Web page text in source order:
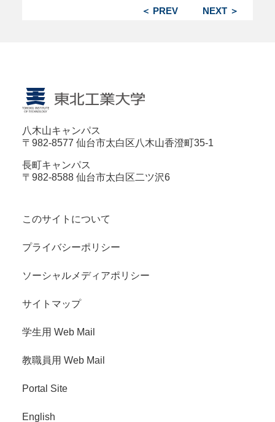
NEXT ＞
＜ PREV
八木山キャンパス
〒982-8577 仙台市太白区八木山香澄町35-1
長町キャンパス
〒982-8588 仙台市太白区二ツ沢6
このサイトについて
プライバシーポリシー
ソーシャルメディアポリシー
サイトマップ
学生用 Web Mail
教職員用 Web Mail
Portal Site
English